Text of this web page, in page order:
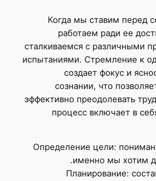
Когда мы ставим перед
работаем ради ее
сталкиваемся с различными
испытаниями. Стремление к
создает фокус и
сознании, что
эффективно преодолевать
процесс включает в
Определение цели:
именно мы хотим
Планирование: